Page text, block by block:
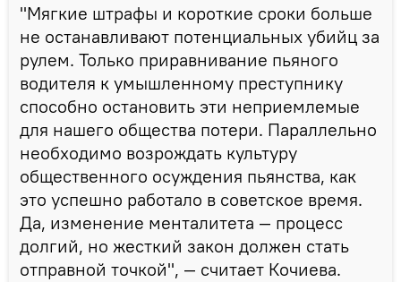
"Мягкие штрафы и короткие сроки больше
не останавливают потенциальных убийц за
рулем. Только приравнивание пьяного
водителя к умышленному преступнику
способно остановить эти неприемлемые
для нашего общества потери. Параллельно
необходимо возрождать культуру
общественного осуждения пьянства, как
это успешно работало в советское время.
Да, изменение менталитета — процесс
долгий, но жесткий закон должен стать
отправной точкой", — считает Кочиева.